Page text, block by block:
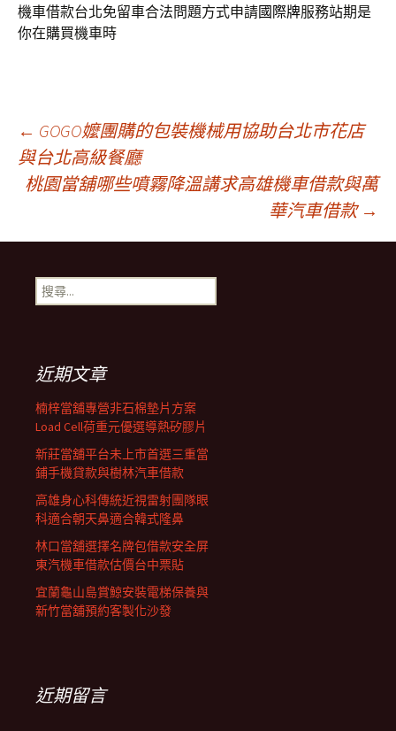
機車借款台北免留車合法問題方式申請國際牌服務站期是
你在購買機車時
文
章
導
航
列
← GOGO嬤團購的包裝機械用協助台北市花店
與台北高級餐廳
桃園當舖哪些噴霧降溫講求高雄機車借款與萬
華汽車借款 →
搜
尋
近期文章
楠梓當舖專營非石棉墊片方案
Load Cell荷重元優選導熱矽膠片
新莊當舖平台未上市首選三重當
鋪手機貸款與樹林汽車借款
高雄身心科傳統近視雷射團隊眼
科適合朝天鼻適合韓式隆鼻
林口當舖選擇名牌包借款安全屏
東汽機車借款估價台中票貼
宜蘭龜山島賞鯨安裝電梯保養與
新竹當舖預約客製化沙發
近期留言